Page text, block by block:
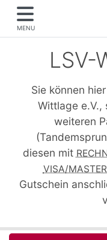
MENU
LSV-
Sie können
Wittlage e.V.,
weiteren
diesen mit
VISA/
Gutschein